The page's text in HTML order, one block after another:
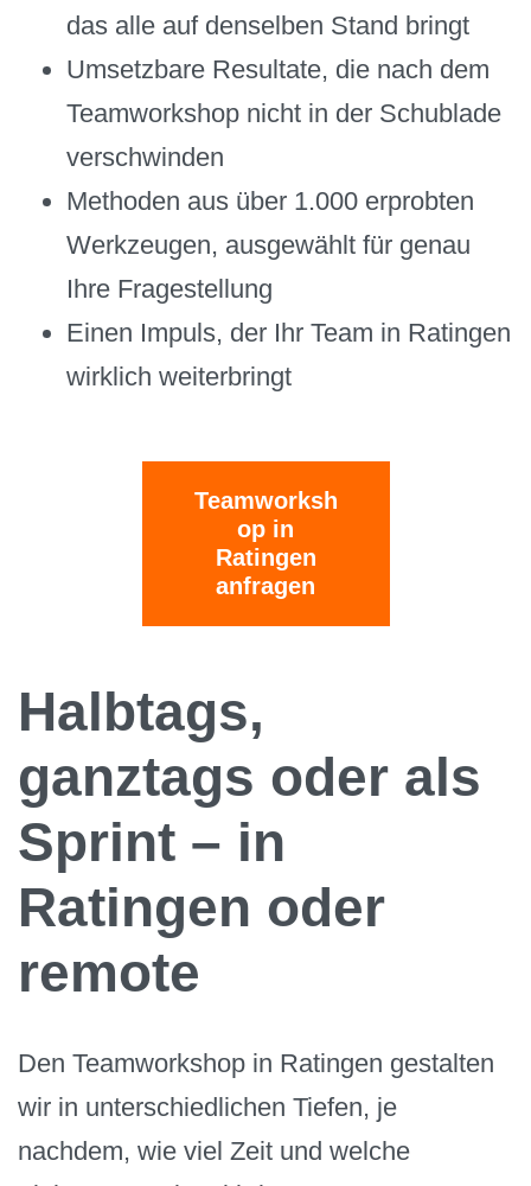
das alle auf denselben Stand bringt
Umsetzbare Resultate, die nach dem
Teamworkshop nicht in der Schublade
verschwinden
Methoden aus über 1.000 erprobten
Werkzeugen, ausgewählt für genau
Ihre Fragestellung
Einen Impuls, der Ihr Team in Ratingen
wirklich weiterbringt
Teamworksh
op in
Ratingen
anfragen
Halbtags,
ganztags oder als
Sprint – in
Ratingen oder
remote
Den Teamworkshop in Ratingen gestalten
wir in unterschiedlichen Tiefen, je
nachdem, wie viel Zeit und welche